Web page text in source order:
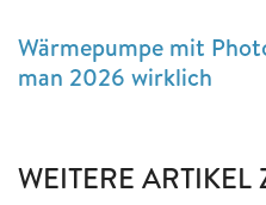
Wärmepumpe mit
man 2026 wirklich
WEITERE